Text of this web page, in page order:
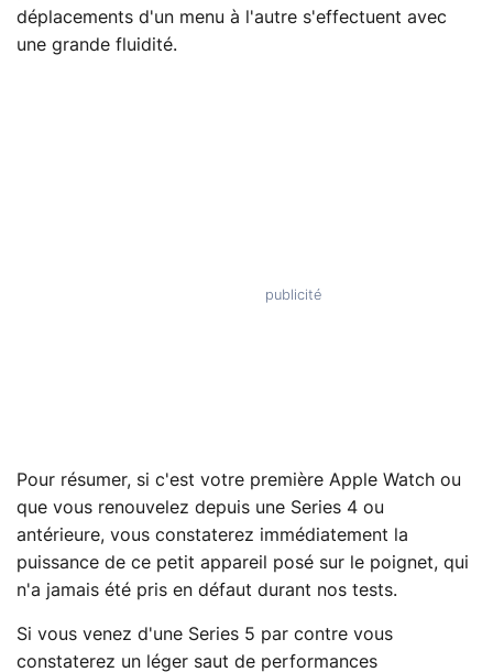
déplacements d'un menu à l'autre s'effectuent avec
une grande fluidité.
Pour résumer, si c'est votre première Apple Watch ou
que vous renouvelez depuis une Series 4 ou
antérieure, vous constaterez immédiatement la
puissance de ce petit appareil posé sur le poignet, qui
n'a jamais été pris en défaut durant nos tests.
Si vous venez d'une Series 5 par contre vous
constaterez un léger saut de performances